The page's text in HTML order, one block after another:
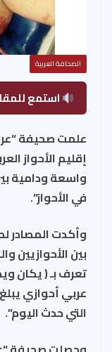
الصحافة العربية
استمع
إقليم الأحواز
واسعة ودامية
في الأحواز”.
بين الأحوازيين
تعرف بـ ( يكان
التي حدث اليوم”.